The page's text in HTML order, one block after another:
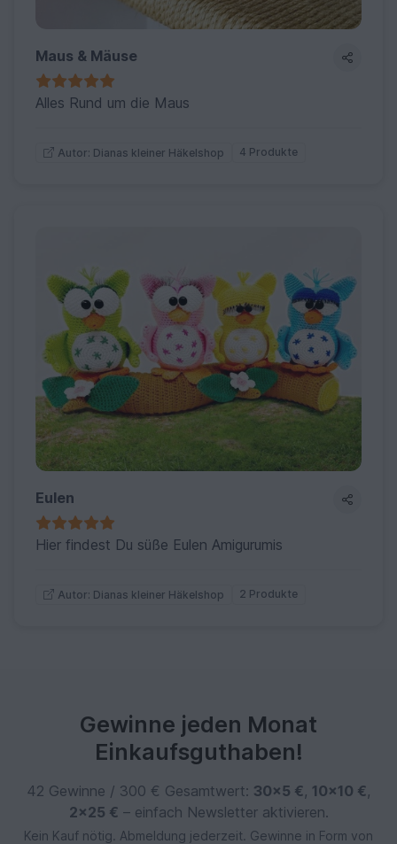
Maus & Mäuse
Alles Rund um die Maus
Autor: Dianas kleiner Häkelshop 4 Produkte
Eulen
Hier findest Du süße Eulen Amigurumis
Autor: Dianas kleiner Häkelshop 2 Produkte
Gewinne jeden Monat
Einkaufsguthaben!
42 Gewinne / 300 € Gesamtwert: 30×5 €, 10×10 €,
2×25 € – einfach Newsletter aktivieren.
Kein Kauf nötig. Abmeldung jederzeit. Gewinne in Form von